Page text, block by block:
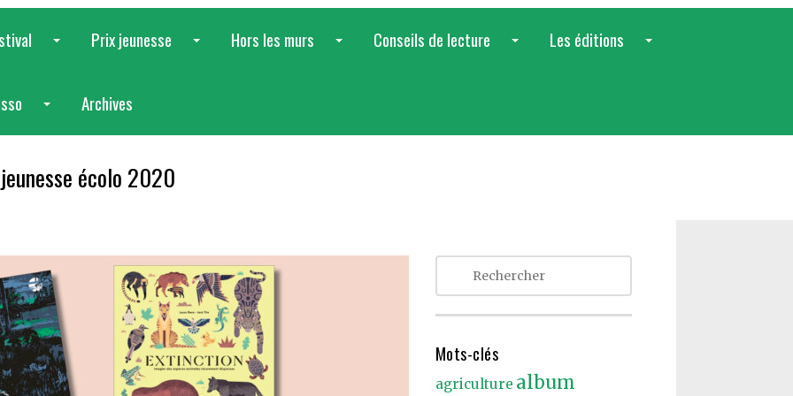
Prix jeunesse
Hors les murs
Conseils de lecture
Les éditions
...
Archives
écolo 2020
Mots-clés
agriculture album